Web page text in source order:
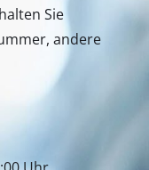
Sie
andere